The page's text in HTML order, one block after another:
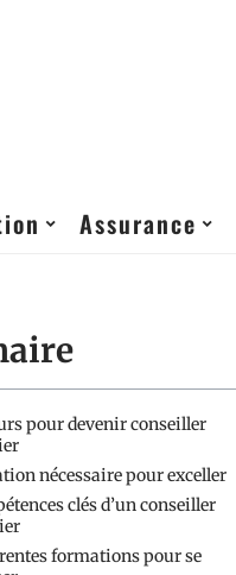
Assurance
pour devenir conseiller
nécessaire pour exceller
clés d’un conseiller
formations pour se